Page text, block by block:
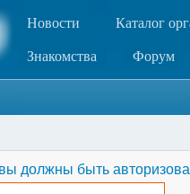
Новости Каталог
Знакомства Форум
должны быть